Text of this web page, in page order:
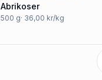
Abrikoser
500 g· 36,00 kr/kg